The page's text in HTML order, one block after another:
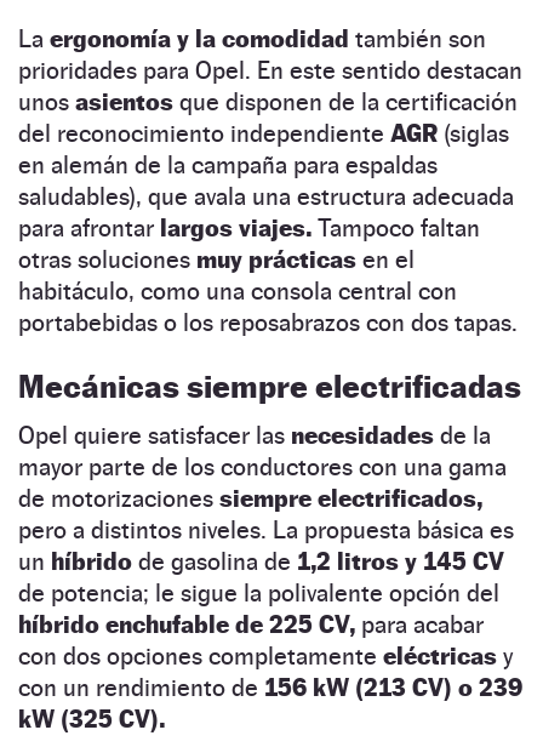
La ergonomía y la comodidad también son
prioridades para Opel. En este sentido destacan
unos asientos que disponen de la certificación
del reconocimiento independiente AGR (siglas
en alemán de la campaña para espaldas
saludables), que avala una estructura adecuada
para afrontar largos viajes. Tampoco faltan
otras soluciones muy prácticas en el
habitáculo, como una consola central con
portabebidas o los reposabrazos con dos tapas.
Mecánicas siempre electrificadas
Opel quiere satisfacer las necesidades de la
mayor parte de los conductores con una gama
de motorizaciones siempre electrificados,
pero a distintos niveles. La propuesta básica es
un híbrido de gasolina de 1,2 litros y 145 CV
de potencia; le sigue la polivalente opción del
híbrido enchufable de 225 CV, para acabar
con dos opciones completamente eléctricas y
con un rendimiento de 156 kW (213 CV) o 239
kW (325 CV).